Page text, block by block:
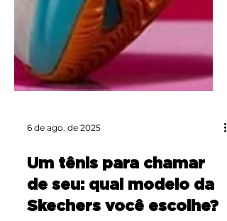
6 de ago. de 2025
Um tênis para chamar